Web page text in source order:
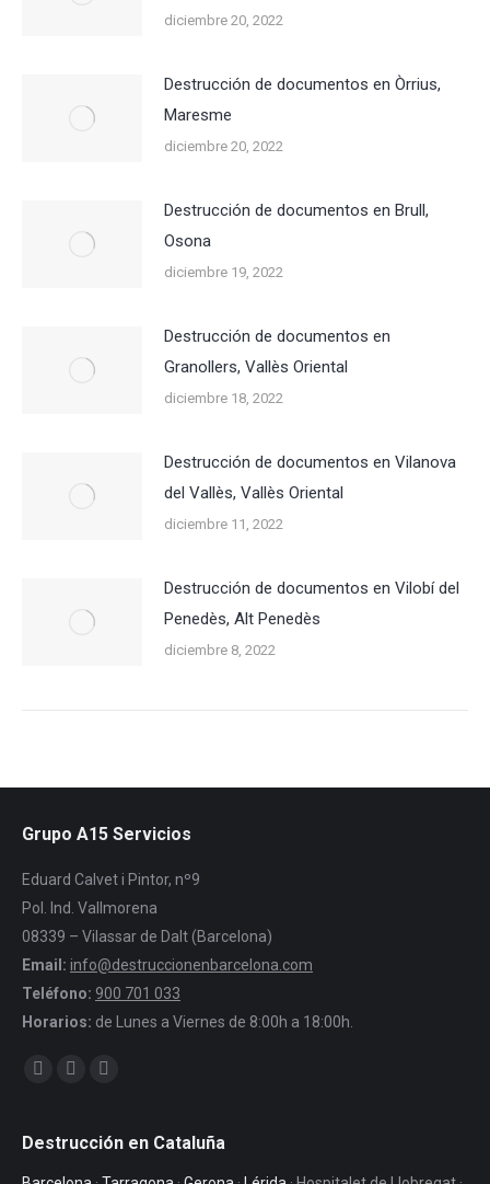
diciembre 20, 2022
Destrucción de documentos en Òrrius,
Maresme
diciembre 20, 2022
Destrucción de documentos en Brull,
Osona
diciembre 19, 2022
Destrucción de documentos en
Granollers, Vallès Oriental
diciembre 18, 2022
Destrucción de documentos en Vilanova
del Vallès, Vallès Oriental
diciembre 11, 2022
Destrucción de documentos en Vilobí del
Penedès, Alt Penedès
diciembre 8, 2022
Grupo A15 Servicios
Eduard Calvet i Pintor, nº9
Pol. Ind. Vallmorena
08339 – Vilassar de Dalt (Barcelona)
Email: info@destruccionenbarcelona.com
Teléfono: 900 701 033
Horarios: de Lunes a Viernes de 8:00h a 18:00h.
Encuéntranos en:
Destrucción en Cataluña